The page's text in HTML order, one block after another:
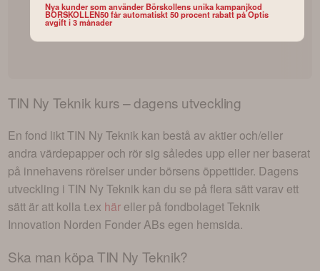
TIN Ny Teknik kurs – dagens utveckling
En fond liktTIN Ny Teknik kan bestå av aktier och/eller
andra värdepapper och rör sig således upp eller ner baserat
på innehavens rörelser under börsens öppettider. Dagens
utveckling iTIN Ny Teknik kan du se på flera sätt varav ett
sätt är att kolla t.ex här eller på fondbolagetTeknik
Innovation Norden Fonder ABs egen hemsida.
Ska man köpaTIN Ny Teknik?
Nya kunder som använder Börskollens unika kampanjkod
BORSKOLLEN50 får automatiskt 50 procent rabatt på Optis
avgift i 3 månader